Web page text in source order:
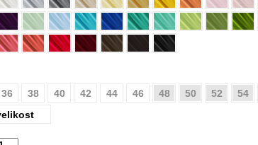
36 38 40 42 44 46 48 50 52 54